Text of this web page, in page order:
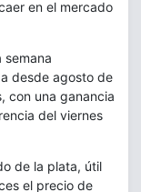
en el mercado
semana
desde agosto de
con una ganancia
del viernes
de la plata, útil
el precio de